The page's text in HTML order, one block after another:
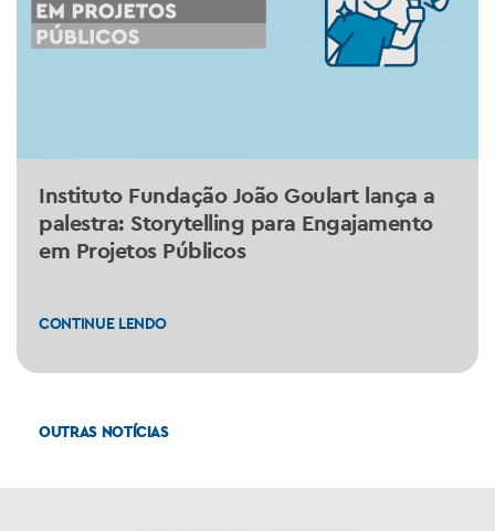
Instituto Fundação João Goulart lança a
palestra: Storytelling para Engajamento
em Projetos Públicos
CONTINUE LENDO
OUTRAS NOTÍCIAS